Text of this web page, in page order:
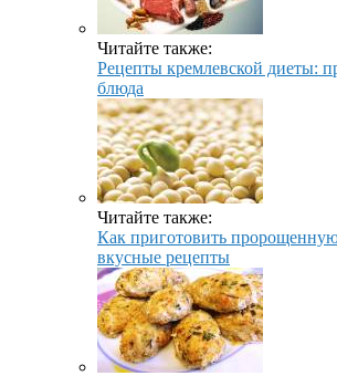
Читайте также:
Рецепты кремлевской диеты:
блюда
Читайте также:
Как приготовить
вкусные рецепты